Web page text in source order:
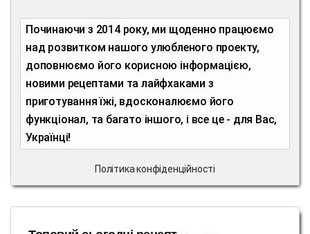
Починаючи з 2014 року, ми щоденно працюємо
над розвитком нашого улюбленого проекту,
доповнюємо його корисною інформацією,
новими рецептами та лайфхаками з
приготування їжі, вдосконалюємо його
функціонал, та багато іншого, і все це - для Вас,
Українці!
Політика конфіденційності